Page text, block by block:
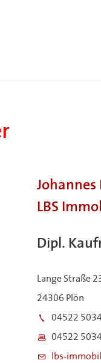
LBS
Dipl.
Lange Straße
24306 Plön
04522
04522
lbs-